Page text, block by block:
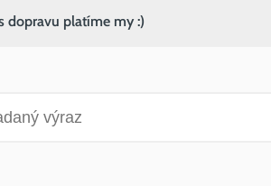
dopravu platíme my :)